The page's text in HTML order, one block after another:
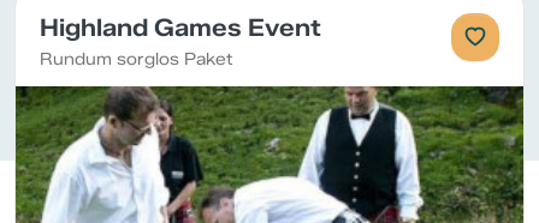
Highland Games Event
Rundum sorglos Paket